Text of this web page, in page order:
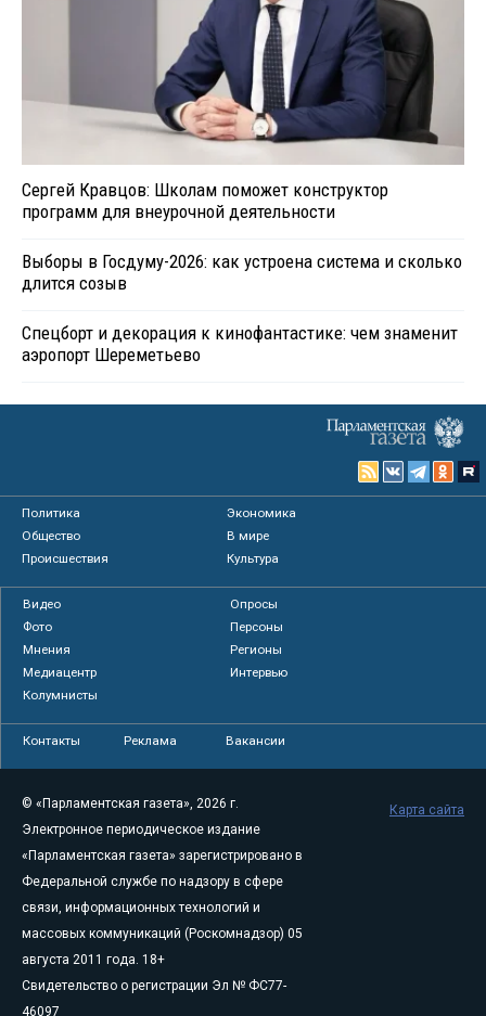
Сергей Кравцов: Школам поможет конструктор
программ для внеурочной деятельности
Выборы в Госдуму-2026: как устроена система и сколько
длится созыв
Спецборт и декорация к кинофантастике: чем знаменит
аэропорт Шереметьево
Политика
Экономика
Общество
В мире
Происшествия
Культура
Видео
Опросы
Фото
Персоны
Мнения
Регионы
Медиацентр
Интервью
Колумнисты
Контакты Реклама Вакансии
© «Парламентская газета», 2026 г.
Электронное периодическое издание
«Парламентская газета» зарегистрировано в
Федеральной службе по надзору в сфере
связи, информационных технологий и
массовых коммуникаций (Роскомнадзор) 05
августа 2011 года. 18+
Свидетельство о регистрации Эл № ФС77-
46097
Карта сайта